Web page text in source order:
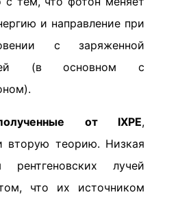
и направление при
с заряженной
(в основном с
от IXPE,
вторую теорию. Низкая
рентгеновских лучей
что их источником